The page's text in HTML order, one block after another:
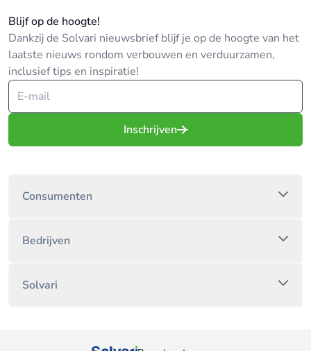
Blijf op de hoogte!
Dankzij de Solvari nieuwsbrief blijf je op de hoogte van het
laatste nieuws rondom verbouwen en verduurzamen,
inclusief tips en inspiratie!
Inschrijven
Consumenten
Bedrijven
Solvari